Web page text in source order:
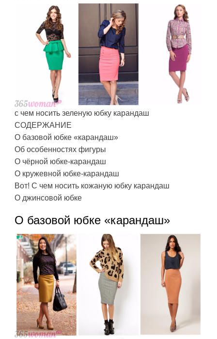
с чем носить зеленую юбку карандаш
СОДЕРЖАНИЕ
О базовой юбке «карандаш»
Об особенностях фигуры
О чёрной юбке-карандаш
О кружевной юбке-карандаш
Вот! С чем носить кожаную юбку карандаш
О джинсовой юбке
О базовой юбке «карандаш»